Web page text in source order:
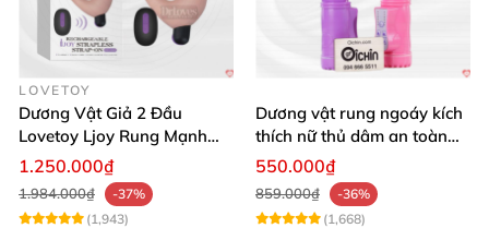
LOVETOY
Dương Vật Giả 2 Đầu
Lovetoy Ljoy Rung Mạnh
ĐKTX Hút Sâu
1.250.000₫
1.984.000₫
-37%
(1,943)
Dương vật rung ngoáy kích
thích nữ thủ dâm an toàn
cao cấp
550.000₫
859.000₫
-36%
(1,668)